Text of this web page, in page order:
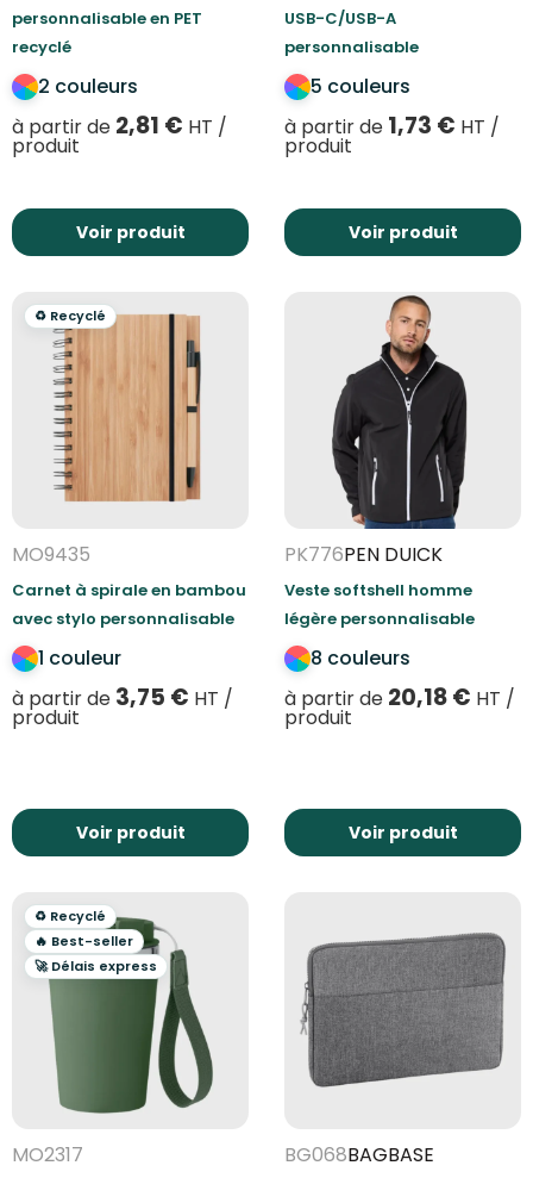
personnalisable en PET
recyclé
2 couleurs
à partir de 2,81 € HT /
produit
Voir produit
USB-C/USB-A
personnalisable
5 couleurs
à partir de 1,73 € HT /
produit
Voir produit
♻️ Recyclé
MO9435
Carnet à spirale en bambou
avec stylo personnalisable
1 couleur
à partir de 3,75 € HT /
produit
Voir produit
PK776PEN DUICK
Veste softshell homme
légère personnalisable
8 couleurs
à partir de 20,18€ HT /
produit
Voir produit
♻️ Recyclé
🔥 Best-seller
🚀 Délais express
MO2317 BG068BAGBASE